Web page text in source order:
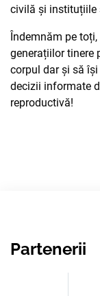
civilă și instituțiile
Îndemnăm pe
generațiilor tinere
corpul dar și să
decizii informate
reproductivă!
Partenerii